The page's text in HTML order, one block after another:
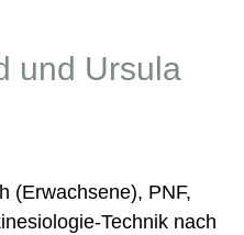
und Ursula
(Erwachsene), PNF,
Technik nach